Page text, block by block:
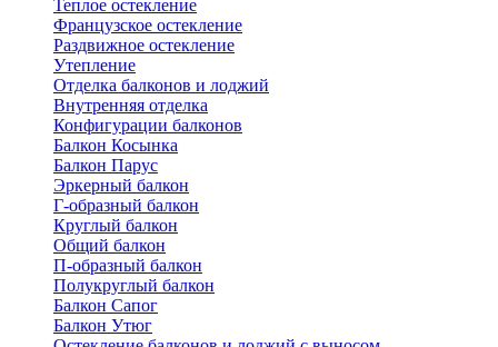
Теплое остекление
Французское остекление
Раздвижное остекление
Утепление
Отделка балконов и лоджий
Внутренняя отделка
Конфигурации балконов
Балкон Косынка
Балкон Парус
Эркерный балкон
Г-образный балкон
Круглый балкон
Общий балкон
П-образный балкон
Полукруглый балкон
Балкон Сапог
Балкон Утюг